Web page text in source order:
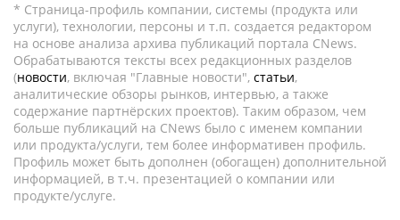
* Страница-профиль компании, системы (продукта или
услуги), технологии, персоны и т.п. создается редактором
на основе анализа архива публикаций портала CNews.
Обрабатываются тексты всех редакционных разделов
(новости, включая "Главные новости", статьи,
аналитические обзоры рынков, интервью, а также
содержание партнёрских проектов). Таким образом, чем
больше публикаций на CNews было с именем компании
или продукта/услуги, тем более информативен профиль.
Профиль может быть дополнен (обогащен) дополнительной
информацией, в т.ч. презентацией о компании или
продукте/услуге.